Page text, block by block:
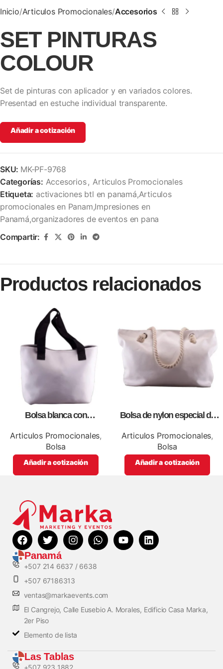
Inicio Articulos Promocionales Accesorios
SET PINTURAS
COLOUR
Set de pinturas con aplicador y en variados colores.
Presentad en estuche individual transparente.
Añadir a cotización
SKU: MK-PF-9768
Categorías: Accesorios , Articulos Promocionales
Etiqueta: activaciones btl en panamá,Articulos
promocionales en Panam,Impresiones en
Panamá,organizadores de eventos en pana
Compartir:
Productos relacionados
Bolsa blanca con
promocionales
Articulos Promocionales,
Bolsa
Añadir a cotización
Bolsa de nylon especial de
con impresión full color.
Articulos Promocionales,
Bolsa
Añadir a cotización
Panamá
+507 214 6637 / 6638
+507 67186313
ventas@markaevents.com
El Cangrejo, Calle Eusebio A. Morales, Edificio Casa Marka,
2er Piso
Elemento de lista
Las Tablas
+507 923 1882